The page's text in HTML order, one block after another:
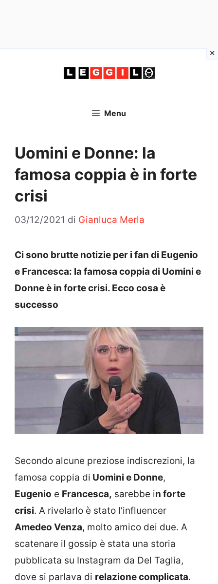
Menu
Uomini e Donne: la
famosa coppia è in forte
crisi
03/12/2021 di Gianluca Merla
Ci sono brutte notizie per i fan di Eugenio
e Francesca: la famosa coppia di Uomini e
Donne è in forte crisi. Ecco cosa è
successo
Secondo alcune preziose indiscrezioni, la
famosa coppia di Uomini e Donne,
Eugenio e Francesca, sarebbe in forte
crisi. A rivelarlo è stato l’influencer
Amedeo Venza, molto amico dei due. A
scatenare il gossip è stata una storia
pubblicata su Instagram da Del Taglia,
dove si parlava di relazione complicata.